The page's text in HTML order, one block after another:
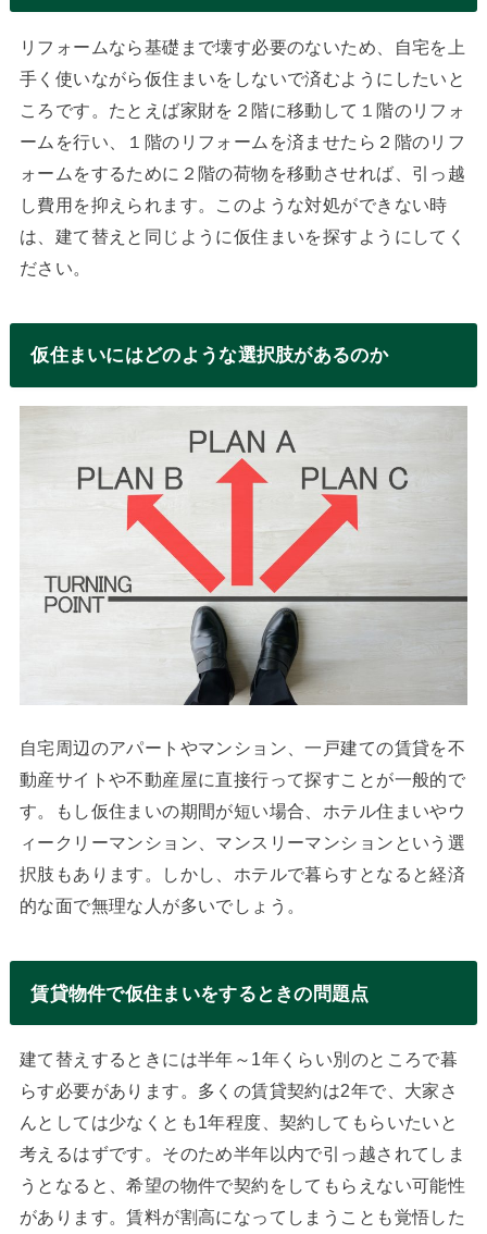
リフォームなら基礎まで壊す必要のないため、自宅を上
手く使いながら仮住まいをしないで済むようにしたいと
ころです。たとえば家財を２階に移動して１階のリフォ
ームを行い、１階のリフォームを済ませたら２階のリフ
ォームをするために２階の荷物を移動させれば、引っ越
し費用を抑えられます。このような対処ができない時
は、建て替えと同じように仮住まいを探すようにしてく
ださい。
仮住まいにはどのような選択肢があるのか
自宅周辺のアパートやマンション、一戸建ての賃貸を不
動産サイトや不動産屋に直接行って探すことが一般的で
す。もし仮住まいの期間が短い場合、ホテル住まいやウ
ィークリーマンション、マンスリーマンションという選
択肢もあります。しかし、ホテルで暮らすとなると経済
的な面で無理な人が多いでしょう。
賃貸物件で仮住まいをするときの問題点
建て替えするときには半年～1年くらい別のところで暮
らす必要があります。多くの賃貸契約は2年で、大家さ
んとしては少なくとも1年程度、契約してもらいたいと
考えるはずです。そのため半年以内で引っ越されてしま
うとなると、希望の物件で契約をしてもらえない可能性
があります。賃料が割高になってしまうことも覚悟した